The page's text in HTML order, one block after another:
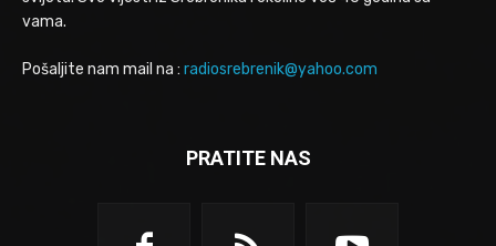
vama.
Pošaljite nam mail na : radiosrebrenik@yahoo.com
PRATITE NAS